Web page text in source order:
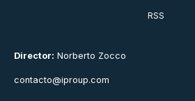
Director: Norberto Zocco
contacto@iproup.com
RSS